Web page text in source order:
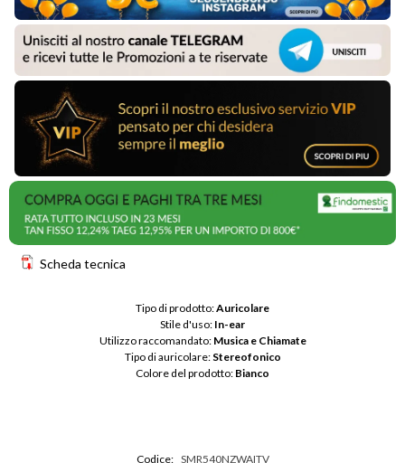
Scheda tecnica
Tipo di prodotto: Auricolare
Stile d'uso: In-ear
Utilizzo raccomandato: Musica e Chiamate
Tipo di auricolare: Stereofonico
Colore del prodotto: Bianco
Codice: SMR540NZWAITV